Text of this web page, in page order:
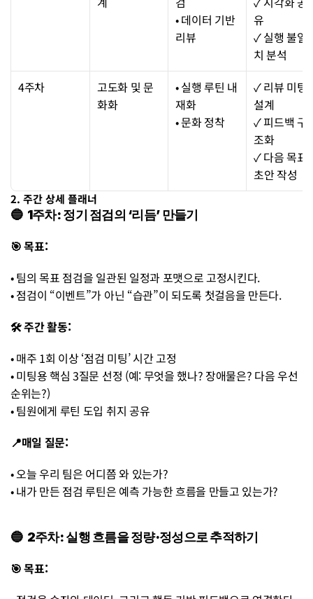
• 데이터 기반
리뷰
유
✓ 실행 불일
치 분석
4주차
고도화 및 문
화화
• 실행 루틴 내
재화
• 문화 정착
✓ 리뷰 미팅
설계
✓ 피드백 구
조화
✓ 다음 목표
초안 작성
2. 주간 상세 플래너
🔵  1주차: 정기 점검의 ‘리듬’ 만들기
🎯 목표:
• 팀의 목표 점검을 일관된 일정과 포맷으로 고정시킨다.
• 점검이 “이벤트”가 아닌 “습관”이 되도록 첫걸음을 만든다.
🛠 주간 활동:
• 매주 1회 이상 ‘점검 미팅’ 시간 고정
• 미팅용 핵심 3질문 선정 (예: 무엇을 했나? 장애물은? 다음 우선
순위는?)
• 팀원에게 루틴 도입 취지 공유
📍매일 질문:
• 오늘 우리 팀은 어디쯤 와 있는가?
• 내가 만든 점검 루틴은 예측 가능한 흐름을 만들고 있는가?
🔵  2주차: 실행 흐름을 정량·정성으로 추적하기
🎯 목표: